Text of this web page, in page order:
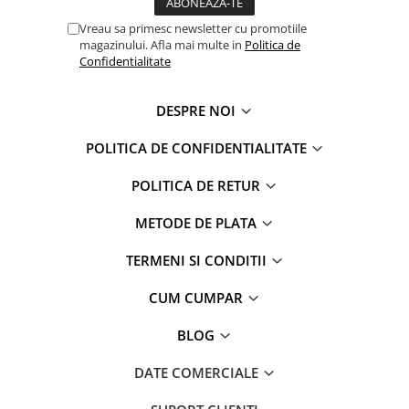
Power Players
SuperZings
Dragon Ball
Shimmer and Shine
Looney Tunes
Vreau sa primesc newsletter cu promotiile
magazinului. Afla mai multe in Politica de
Confidentialitate
DESPRE NOI
POLITICA DE CONFIDENTIALITATE
POLITICA DE RETUR
METODE DE PLATA
TERMENI SI CONDITII
CUM CUMPAR
BLOG
DATE COMERCIALE